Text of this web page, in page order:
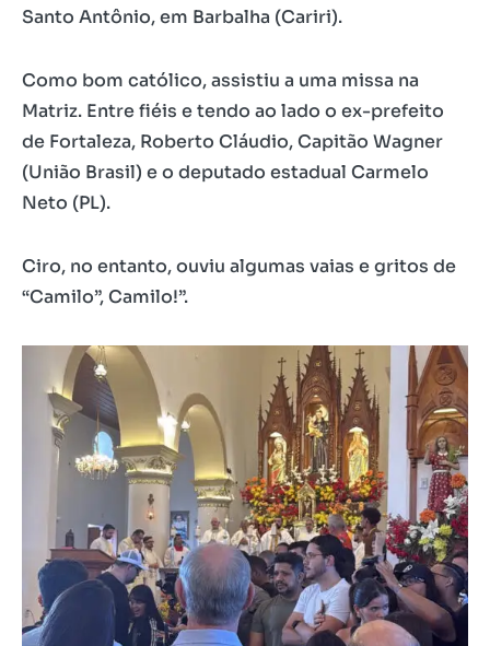
Santo Antônio, em Barbalha (Cariri).
Como bom católico, assistiu a uma missa na
Matriz. Entre fiéis e tendo ao lado o ex-prefeito
de Fortaleza, Roberto Cláudio, Capitão Wagner
(União Brasil) e o deputado estadual Carmelo
Neto (PL).
Ciro, no entanto, ouviu algumas vaias e gritos de
“Camilo”, Camilo!”.